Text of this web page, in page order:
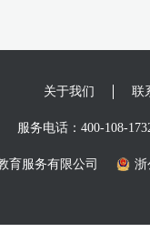
关于我们 联
服务电话：400-108-
育服务有限公司 浙